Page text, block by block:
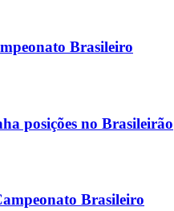
Brasileiro
posições no Brasileirão
Brasileiro